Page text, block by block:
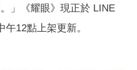
」《耀眼》現正於 LINE
12點上架更新。